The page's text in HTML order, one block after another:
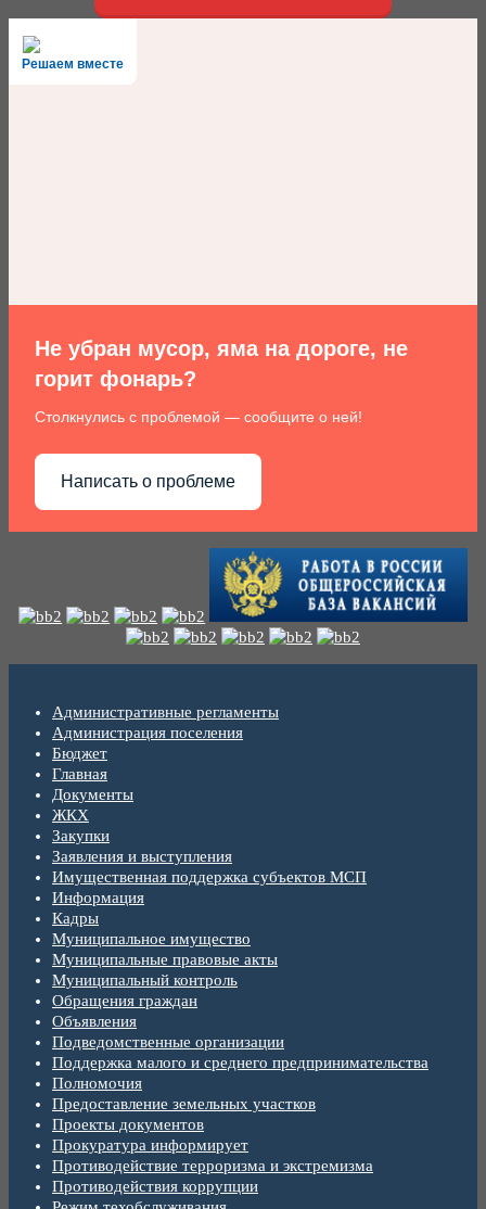
Решаем вместе
Не убран мусор, яма на дороге, не
горит фонарь?
Столкнулись с проблемой — сообщите о ней!
Написать о проблеме
Административные регламенты
Администрация поселения
Бюджет
Главная
Документы
ЖКХ
Закупки
Заявления и выступления
Имущественная поддержка субъектов МСП
Информация
Кадры
Муниципальное имущество
Муниципальные правовые акты
Муниципальный контроль
Обращения граждан
Объявления
Подведомственные организации
Поддержка малого и среднего предпринимательства
Полномочия
Предоставление земельных участков
Проекты документов
Прокуратура информирует
Противодействие терроризма и экстремизма
Противодействия коррупции